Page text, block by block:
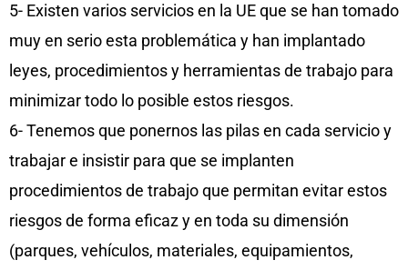
5- Existen varios servicios en la UE que se han tomado
muy en serio esta problemática y han implantado
leyes, procedimientos y herramientas de trabajo para
minimizar todo lo posible estos riesgos.
6- Tenemos que ponernos las pilas en cada servicio y
trabajar e insistir para que se implanten
procedimientos de trabajo que permitan evitar estos
riesgos de forma eficaz y en toda su dimensión
(parques, vehículos, materiales, equipamientos,